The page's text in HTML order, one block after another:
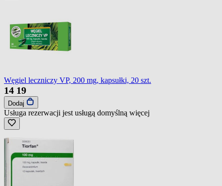
Węgiel leczniczy VP, 200 mg, kapsułki, 20 szt.
14 19
Dodaj
Usługa rezerwacji jest usługą domyślną więcej